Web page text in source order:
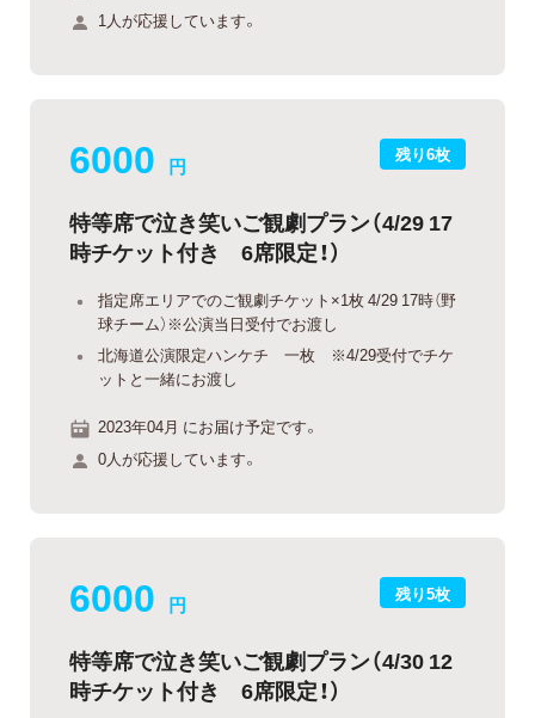
1人が応援しています。
残り6枚
6000 円
特等席で泣き笑いご観劇プラン（4/29 17
時チケット付き 6席限定！）
指定席エリアでのご観劇チケット×1枚 4/29 17時（野
球チーム）※公演当日受付でお渡し
北海道公演限定ハンケチ 一枚 ※4/29受付でチケ
ットと一緒にお渡し
2023年04月 にお届け予定です。
0人が応援しています。
残り5枚
6000 円
特等席で泣き笑いご観劇プラン（4/30 12
時チケット付き 6席限定！）